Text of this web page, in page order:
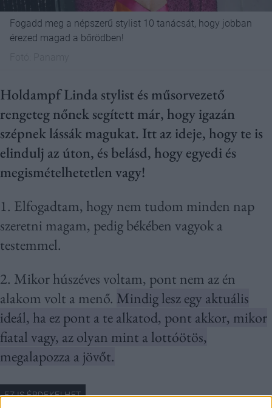
Fogadd meg a népszerű stylist 10 tanácsát, hogy jobban
érezed magad a bőrödben!
Holdampf Linda stylist és műsorvezető
rengeteg nőnek segített már, hogy igazán
szépnek lássák magukat. Itt az ideje, hogy te is
elindulj az úton, és belásd, hogy egyedi és
megismételhetetlen vagy!
1. Elfogadtam, hogy nem tudom minden nap
szeretni magam, pedig békében vagyok a
testemmel.
2. Mikor húszéves voltam, pont nem az én
alakom volt a menő. Mindig lesz egy aktuális
ideál, ha ez pont a te alkatod, pont akkor, mikor
fiatal vagy, az olyan mint a lottóötös,
megalapozza a jövőt.